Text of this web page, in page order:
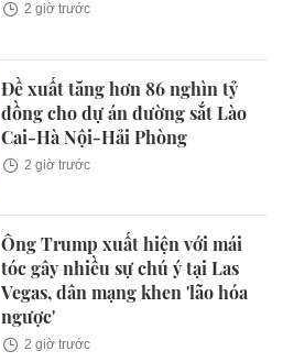
2 giờ trước
Đề xuất tăng hơn 86 nghìn tỷ
đồng cho dự án đường sắt Lào
Cai-Hà Nội-Hải Phòng
2 giờ trước
Ông Trump xuất hiện với mái
tóc gây nhiều sự chú ý tại Las
Vegas, dân mạng khen 'lão hóa
ngược'
2 giờ trước